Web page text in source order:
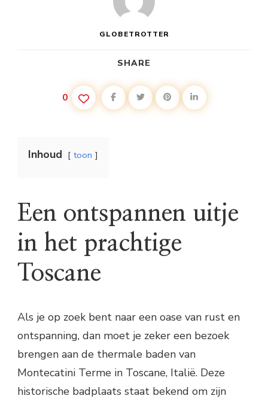
GLOBETROTTER
SHARE
0
Inhoud toon
Een ontspannen uitje
in het prachtige
Toscane
Als je op zoek bent naar een oase van rust en
ontspanning, dan moet je zeker een bezoek
brengen aan de thermale baden van
Montecatini Terme in Toscane, Italië. Deze
historische badplaats staat bekend om zijn